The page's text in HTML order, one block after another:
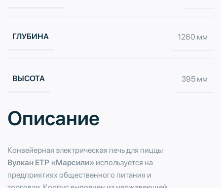
Описание
Конвейерная электрическая печь для пиццы
Вулкан ETP «Марсили» используется на
предприятиях общественного питания и
ГЛУБИНА 1260 мм
ВЫСОТА 395 мм